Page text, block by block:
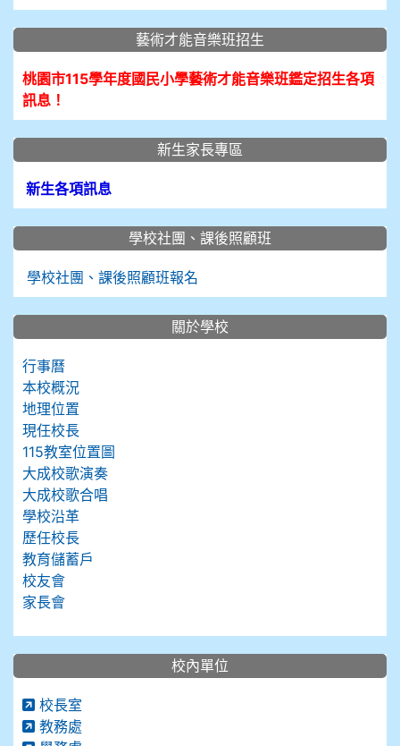
藝術才能音樂班招生
桃園市115學年度國民小學藝術才能音樂班鑑定招生各項
訊息！
新生家長專區
新生各項訊息
學校社團、課後照顧班
學校社團、課後照顧班報名
關於學校
行事曆
本校概況
地理位置
現任校長
115教室位置圖
大成校歌演奏
大成校歌合唱
學校沿革
歷任校長
教育儲蓄戶
校友會
家長會
校內單位
校長室
教務處